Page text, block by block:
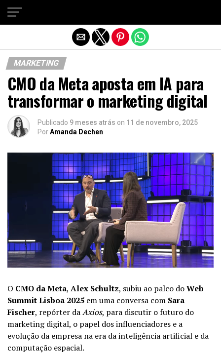
MARKETING
CMO da Meta aposta em IA para
transformar o marketing digital
Publicado 9 meses atrás on 11 de novembro, 2025
PorAmanda Dechen
O CMO da Meta, Alex Schultz, subiu ao palco doWeb
Summit Lisboa 2025 em uma conversa com Sara
Fischer, repórter daAxios, para discutir o futuro do
marketing digital, o papel dos influenciadores e a
evolução da empresa na era da inteligência artificial e da
computação espacial.